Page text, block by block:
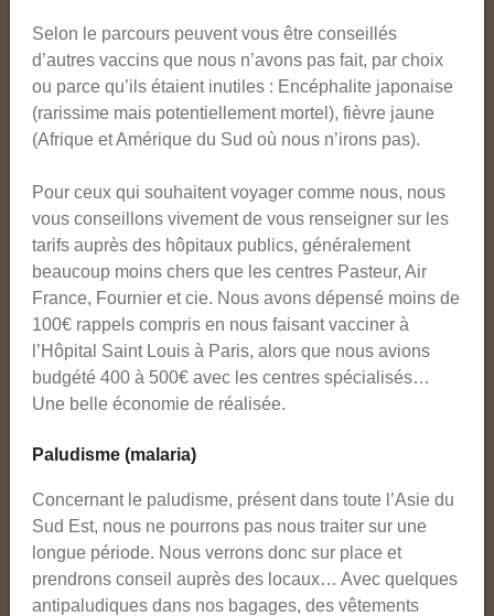
Selon le parcours peuvent vous être conseillés
d’autres vaccins que nous n’avons pas fait, par choix
ou parce qu’ils étaient inutiles : Encéphalite japonaise
(rarissime mais potentiellement mortel), fièvre jaune
(Afrique et Amérique du Sud où nous n’irons pas).
Pour ceux qui souhaitent voyager comme nous, nous
vous conseillons vivement de vous renseigner sur les
tarifs auprès des hôpitaux publics, généralement
beaucoup moins chers que les centres Pasteur, Air
France, Fournier et cie. Nous avons dépensé moins de
100€ rappels compris en nous faisant vacciner à
l’Hôpital Saint Louis à Paris, alors que nous avions
budgété 400 à 500€ avec les centres spécialisés…
Une belle économie de réalisée.
Paludisme (malaria)
Concernant le paludisme, présent dans toute l’Asie du
Sud Est, nous ne pourrons pas nous traiter sur une
longue période. Nous verrons donc sur place et
prendrons conseil auprès des locaux… Avec quelques
antipaludiques dans nos bagages, des vêtements